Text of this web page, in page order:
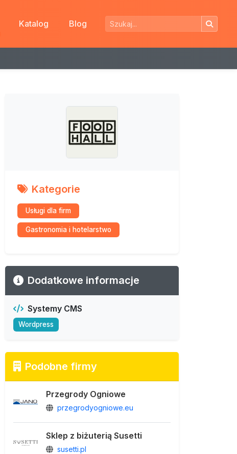
Katalog Blog
Kategorie
Usługi dla firm
Gastronomia i hotelarstwo
Dodatkowe informacje
Systemy CMS
Wordpress
Podobne firmy
Przegrody Ogniowe
przegrodyogniowe.eu
Sklep z biżuterią Susetti
susetti.pl